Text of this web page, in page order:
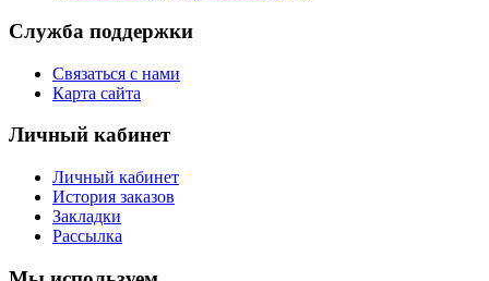
Служба поддержки
Связаться с нами
Карта сайта
Личный кабинет
Личный кабинет
История заказов
Закладки
Рассылка